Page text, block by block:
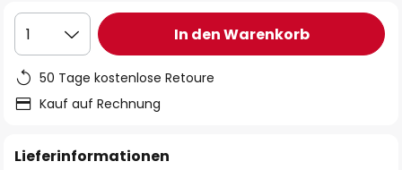
1 In den Warenkorb
50 Tage kostenlose Retoure
Kauf auf Rechnung
Lieferinformationen